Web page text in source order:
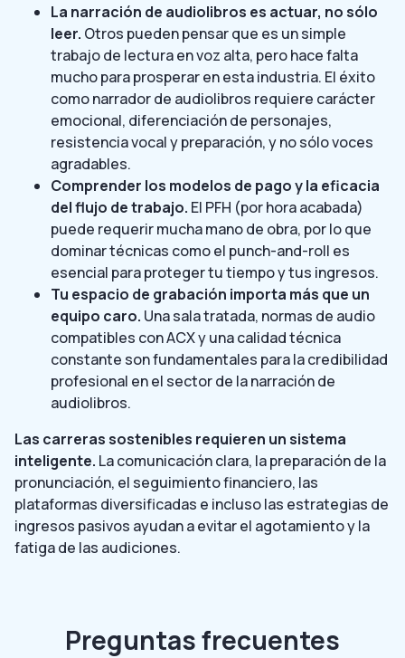
La narración de audiolibros es actuar, no sólo
leer. Otros pueden pensar que es un simple
trabajo de lectura en voz alta, pero hace falta
mucho para prosperar en esta industria. El éxito
como narrador de audiolibros requiere carácter
emocional, diferenciación de personajes,
resistencia vocal y preparación, y no sólo voces
agradables.
Comprender los modelos de pago y la eficacia
del flujo de trabajo. El PFH (por hora acabada)
puede requerir mucha mano de obra, por lo que
dominar técnicas como el punch-and-roll es
esencial para proteger tu tiempo y tus ingresos.
Tu espacio de grabación importa más que un
equipo caro. Una sala tratada, normas de audio
compatibles con ACX y una calidad técnica
constante son fundamentales para la credibilidad
profesional en el sector de la narración de
audiolibros.
Las carreras sostenibles requieren un sistema
inteligente. La comunicación clara, la preparación de la
pronunciación, el seguimiento financiero, las
plataformas diversificadas e incluso las estrategias de
ingresos pasivos ayudan a evitar el agotamiento y la
fatiga de las audiciones.
Preguntas frecuentes